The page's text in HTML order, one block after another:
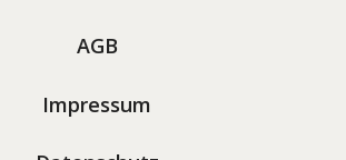
AGB
Impressum